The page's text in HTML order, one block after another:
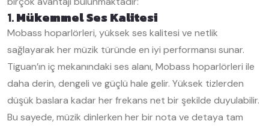
1.Mükemmel Ses Kalitesi
Mobass hoparlörleri, yüksek ses kalitesi ve netlik
sağlayarak her müzik türünde en iyi performansı sunar.
Tiguan’ın iç mekanındaki ses alanı, Mobass hoparlörleri ile
daha derin, dengeli ve güçlü hale gelir. Yüksek tizlerden
düşük baslara kadar her frekans net bir şekilde duyulabilir.
Bu sayede, müzik dinlerken her bir nota ve detaya tam